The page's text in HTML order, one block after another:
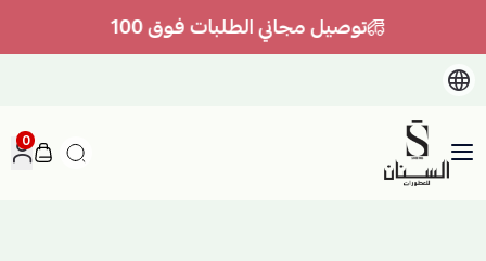
توصيل مجاني الطلبات فوق 100
السنان للعطور والعسل الطبيعي
0